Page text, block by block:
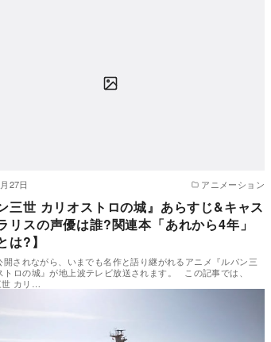
27日 アニメーション
三世 カリオストロの城』あらすじ&キャス
リスの声優は誰?関連本「あれから4年」
は?】
開されながら、いまでも名作と語り継がれるアニメ『ルパン三
トロの城』が地上波テレビ放送されます。 この記事では、
世 カリ…